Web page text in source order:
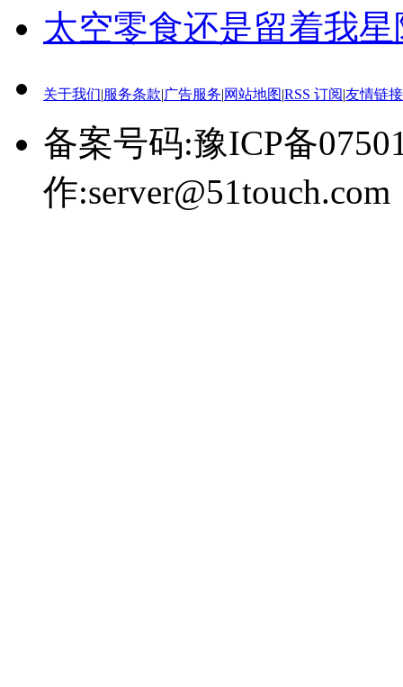
太空零食还是留着我
关于我们|服务条款|广告服务|网站地图|RSS 订阅|友情链接
备案号码:豫ICP备
作:server@51touch.com